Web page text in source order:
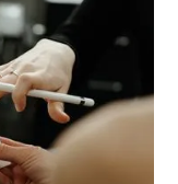
desto mehr